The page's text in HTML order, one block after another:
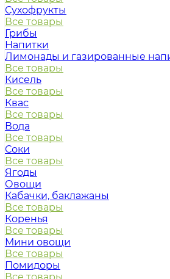
Сухофрукты
Все товары
Грибы
Напитки
Лимонады и газированные
Все товары
Кисель
Все товары
Квас
Все товары
Вода
Все товары
Соки
Все товары
Ягоды
Овощи
Кабачки, баклажаны
Все товары
Коренья
Все товары
Мини овощи
Все товары
Помидоры